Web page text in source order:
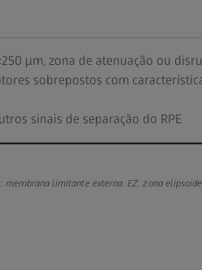
µm, zona de atenuação ou
sobrepostos com
sinais de separação do RPE
membrana limitante externa. EZ: zona